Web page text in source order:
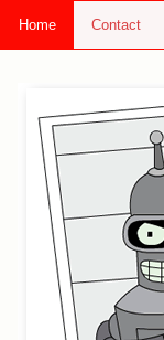
Home Contact